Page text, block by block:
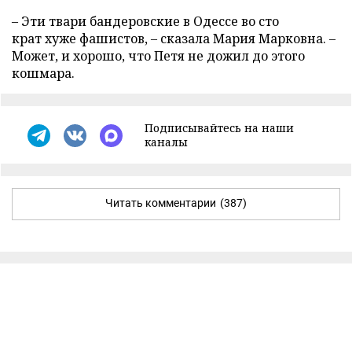
– Эти твари бандеровские в Одессе во сто
крат хуже фашистов, – сказала Мария Марковна. –
Может, и хорошо, что Петя не дожил до этого
кошмара.
Подписывайтесь на наши
каналы
Читать комментарии (387)